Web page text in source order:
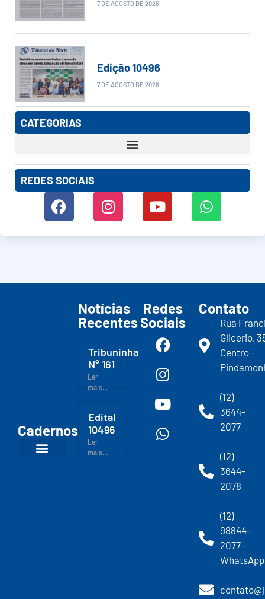
7 DE AGOSTO DE 2026
Edição 10496
7 DE AGOSTO DE 2026
CATEGORIAS
REDES SOCIAIS
Cadernos
Notícias
Recentes
Tribuninha
N° 161
Ler
mais...
Edital
10496
Ler
mais...
Redes
Sociais
Contato
Rua
Glicerio,
Centro -
(12)
3644-
2077
(12)
3644-
2078
(12)
98844-
2077 -
WhatsApp